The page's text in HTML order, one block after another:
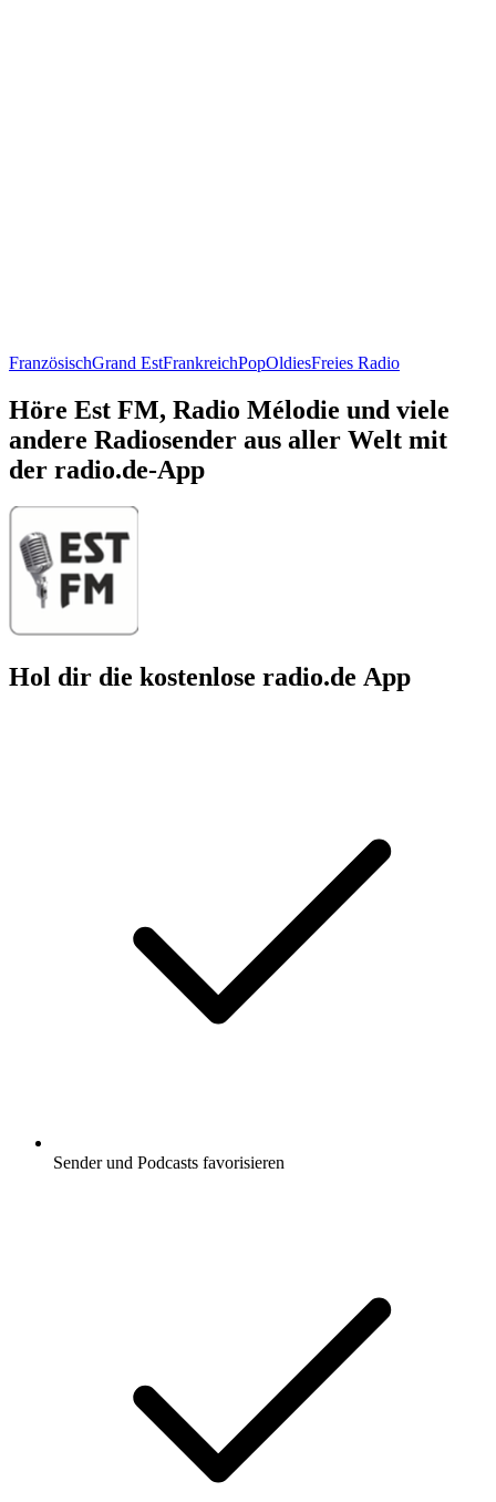
FranzösischGrand EstFrankreichPopOldiesFreies Radio
Höre Est FM, Radio Mélodie und viele
andere Radiosender aus aller Welt mit
der radio.de-App
Hol dir die kostenlose radio.de App
Sender und Podcasts favorisieren